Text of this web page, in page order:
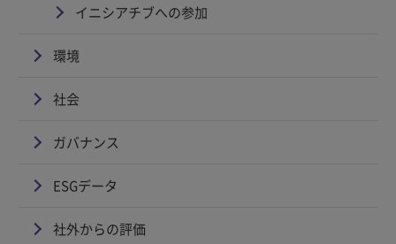
イニシアチブへの参加
環境
社会
ガバナンス
ESGデータ
社外からの評価